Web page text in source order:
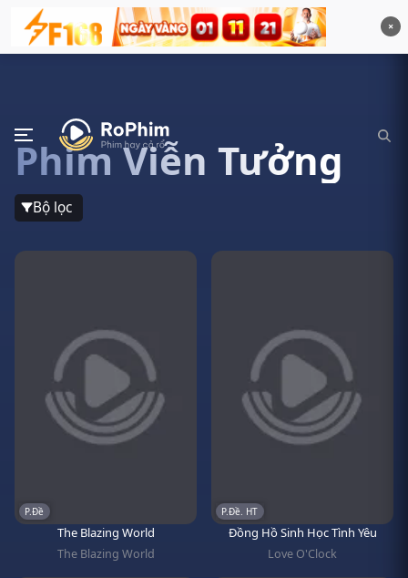
×
Phim Viễn Tưởng
Bộ lọc
P.Đề
The Blazing World
The Blazing World
P.Đề. HT
Đồng Hồ Sinh Học Tình Yêu
Love O'Clock